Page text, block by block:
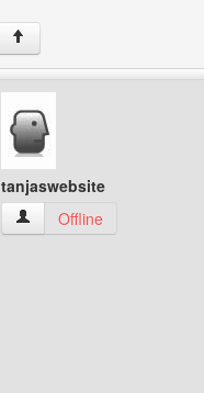
↑
tanjaswebsite
tanjaswebsite Benutzer-
Offline